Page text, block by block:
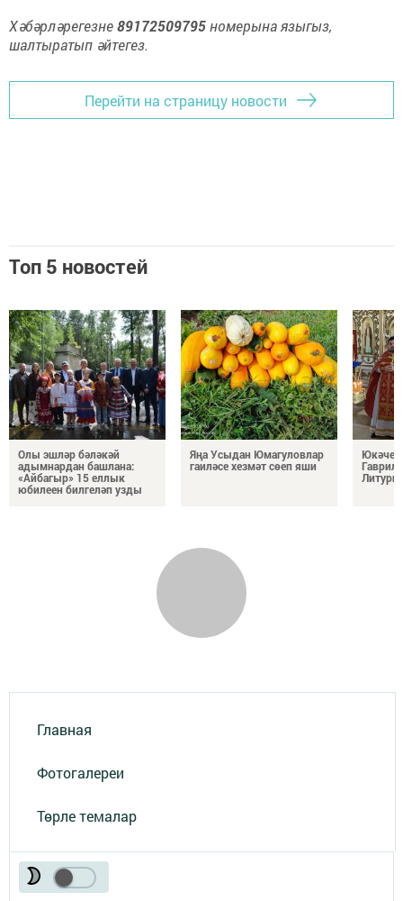
Хәбәрләрегезне89172509795номерына языгыз,
шалтыратып әйтегез.
Перейти на страницу новости
Топ 5 новостей
Олы эшләр бәләкәй
адымнардан башлана:
«Айбагыр» 15 еллык
юбилеен билгеләп узды
Яңа Усыдан Юмагуловлар
гаиләсе хезмәт сөеп яши
Главная
Фотогалереи
Төрле темалар